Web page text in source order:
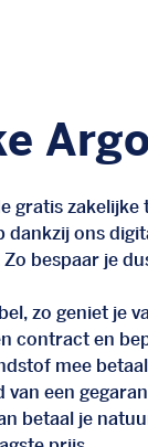
gratis zakelijke
ons
bespaar je
zo geniet je
contract en
mee
een
betaal je